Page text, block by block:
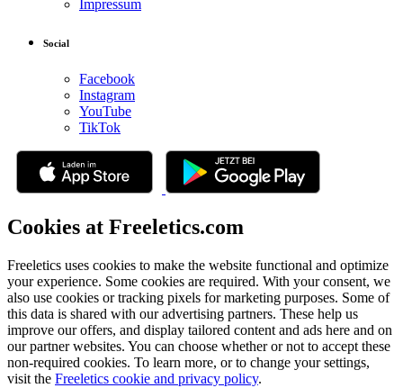
Impressum
Social
Facebook
Instagram
YouTube
TikTok
Cookies at Freeletics.com
Freeletics uses cookies to make the website functional and optimize
your experience. Some cookies are required. With your consent, we
also use cookies or tracking pixels for marketing purposes. Some of
this data is shared with our advertising partners. These help us
improve our offers, and display tailored content and ads here and on
our partner websites. You can choose whether or not to accept these
non-required cookies. To learn more, or to change your settings,
visit the Freeletics cookie and privacy policy.